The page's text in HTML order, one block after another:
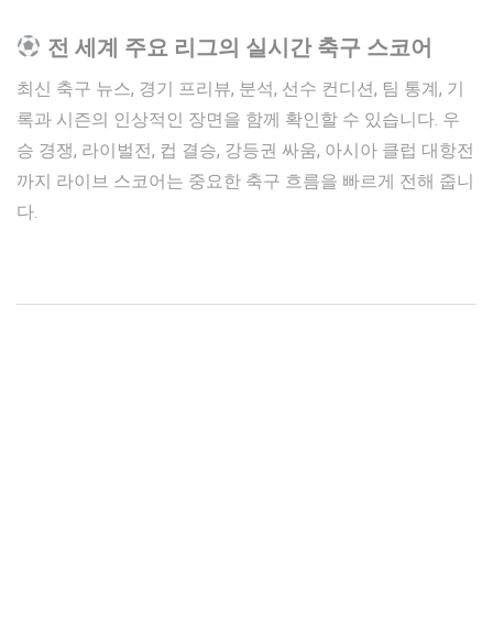
전 세계 주요 리그의 실시간 축구 스코어
최신 축구 뉴스, 경기 프리뷰, 분석, 선수 컨디션, 팀 통계, 기
록과 시즌의 인상적인 장면을 함께 확인할 수 있습니다. 우
승 경쟁, 라이벌전, 컵 결승, 강등권 싸움, 아시아 클럽 대항전
까지 라이브 스코어는 중요한 축구 흐름을 빠르게 전해 줍니
다.